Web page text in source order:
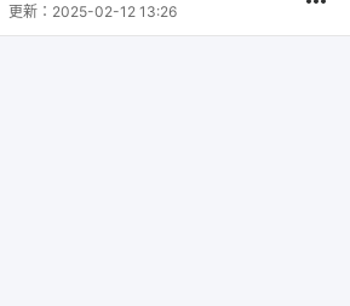
更新： 2025-02-12 13:26